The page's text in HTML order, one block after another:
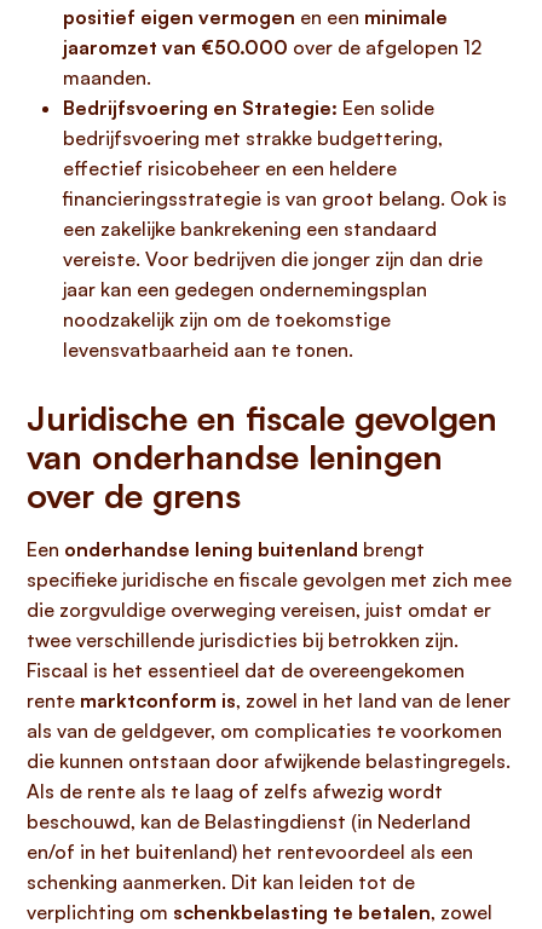
positief eigen vermogen en een minimale
jaaromzet van €50.000 over de afgelopen 12
maanden.
Bedrijfsvoering en Strategie: Een solide
bedrijfsvoering met strakke budgettering,
effectief risicobeheer en een heldere
financieringsstrategie is van groot belang. Ook is
een zakelijke bankrekening een standaard
vereiste. Voor bedrijven die jonger zijn dan drie
jaar kan een gedegen ondernemingsplan
noodzakelijk zijn om de toekomstige
levensvatbaarheid aan te tonen.
Juridische en fiscale gevolgen
van onderhandse leningen
over de grens
Een onderhandse lening buitenland brengt
specifieke juridische en fiscale gevolgen met zich mee
die zorgvuldige overweging vereisen, juist omdat er
twee verschillende jurisdicties bij betrokken zijn.
Fiscaal is het essentieel dat de overeengekomen
rente marktconform is, zowel in het land van de lener
als van de geldgever, om complicaties te voorkomen
die kunnen ontstaan door afwijkende belastingregels.
Als de rente als te laag of zelfs afwezig wordt
beschouwd, kan de Belastingdienst (in Nederland
en/of in het buitenland) het rentevoordeel als een
schenking aanmerken. Dit kan leiden tot de
verplichting om schenkbelasting te betalen, zowel